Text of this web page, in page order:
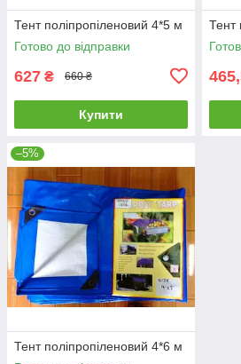
Тент поліпропіленовий 4*5 м
Готово до відправки
627 ₴ 660 ₴
Купити
Тент
–5%
Тент поліпропіленовий 4*6 м